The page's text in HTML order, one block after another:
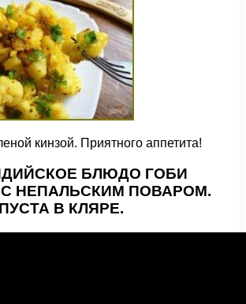
кинзой. Приятного аппетита!
БЛЮДО ГОБИ
НЕПАЛЬСКИМ ПОВАРОМ.
В КЛЯРЕ.